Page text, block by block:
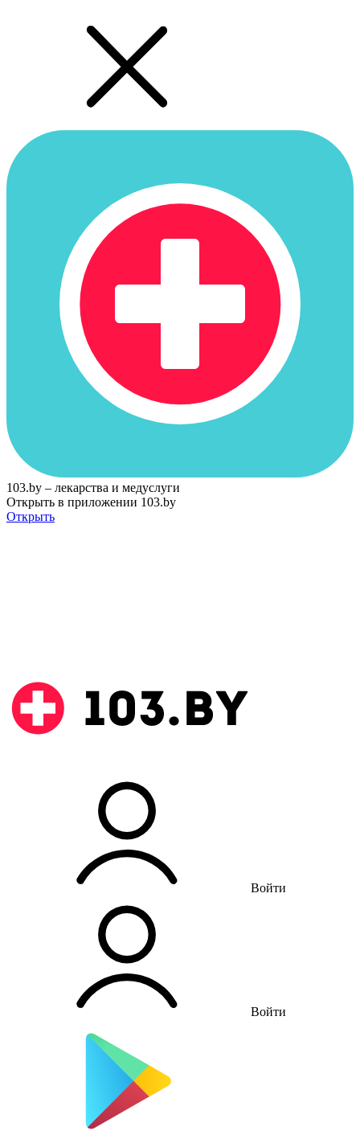
103.by – лекарства и медуслуги
Открыть в приложении 103.by
Открыть
Войти
Войти